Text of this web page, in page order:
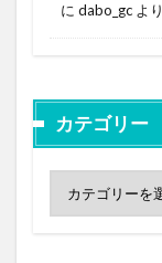
に dabo_gc より
カテゴリー